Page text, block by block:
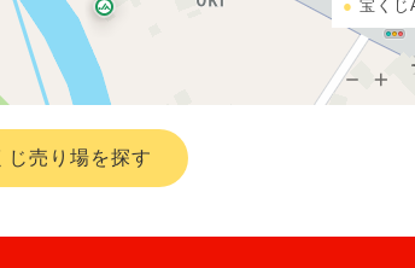
宝くじ
じ売り場を探す